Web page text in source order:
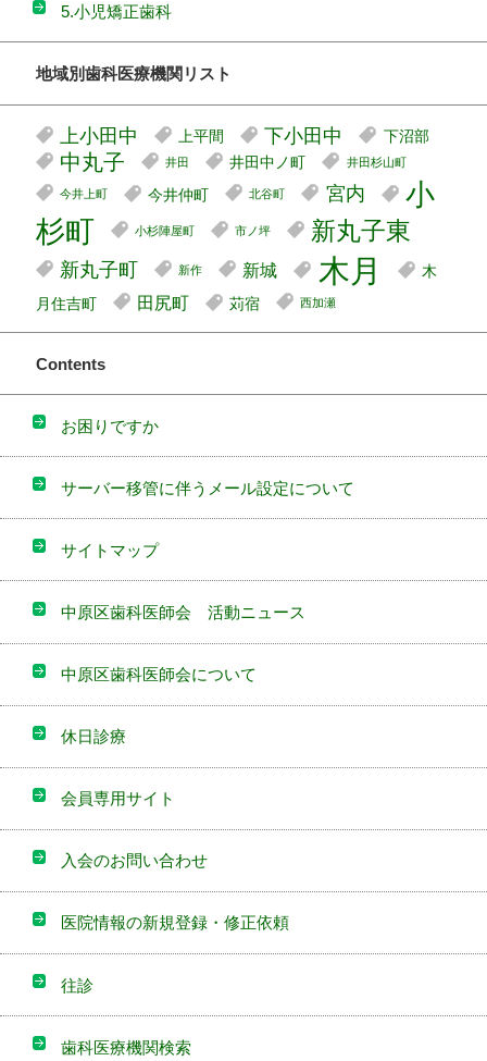
5.小児矯正歯科
地域別歯科医療機関リスト
上小田中 上平間 下小田中 下沼部
中丸子 井田 井田中ノ町 井田杉山町
今井上町 今井仲町 北谷町 宮内
小
杉町
小杉陣屋町 市ノ坪 新丸子東
新丸子町 新作 新城 木月
木
月住吉町
田尻町 苅宿 西加瀬
Contents
お困りですか
サーバー移管に伴うメール設定について
サイトマップ
中原区歯科医師会 活動ニュース
中原区歯科医師会について
休日診療
会員専用サイト
入会のお問い合わせ
医院情報の新規登録・修正依頼
往診
歯科医療機関検索